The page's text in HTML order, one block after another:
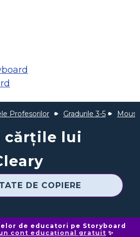
Profesorilor Gradurile 3-5
cărțile lui
DE COPIERE
de educatori pe Storyboard
cont educațional gratuit ✨